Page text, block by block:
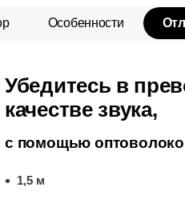
Особенности
Убедитесь в
качестве звука,
с помощью
1,5 м